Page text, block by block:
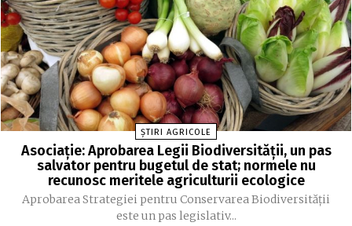
ȘTIRI AGRICOLE
Asociație: Aprobarea Legii Biodiversității, un pas
salvator pentru bugetul de stat; normele nu
recunosc meritele agriculturii ecologice
Aprobarea Strategiei pentru Conservarea Biodiversității
este un pas legislativ...